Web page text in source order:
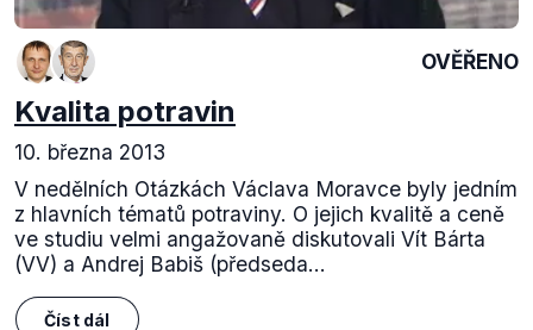
OVĚŘENO
Kvalita potravin
10. března 2013
V nedělních Otázkách Václava Moravce byly jedním
z hlavních tématů potraviny. O jejich kvalitě a ceně
ve studiu velmi angažovaně diskutovali Vít Bárta
(VV) a Andrej Babiš (předseda...
Číst dál